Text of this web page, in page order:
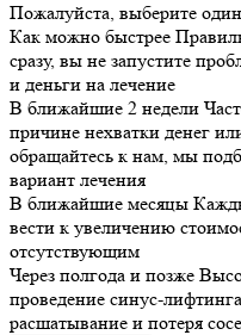
Пожалуйста, выберите
Как можно быстрее
сразу, вы не запустите
и деньги на лечение
В ближайшие 2 недели
причине нехватки денег
обращайтесь к нам, мы
вариант лечения
В ближайшие месяцы
вести к увеличению
отсутствующим
Через полгода и позже
проведение синус-
расшатывание и потеря